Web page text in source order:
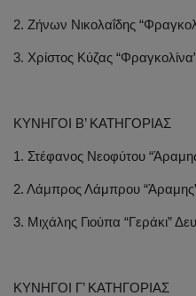
2. Ζήνων Νικολαΐδης
3. Χρίστος Κύζας
ΚΥΝΗΓΟΙ Β’ ΚΑΤΗΓΟΡΙΑΣ
1. Στέφανος Νεοφύτου
2. Λάμπρος Λάμπρου
3. Μιχάλης Γιούπα “Γεράκι”
ΚΥΝΗΓΟΙ Γ’ ΚΑΤΗΓΟΡΙΑΣ